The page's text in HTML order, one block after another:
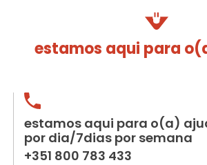
estamos aqui para
estamos aqui para o(a)
por dia/7dias por semana
+351 800 783 433